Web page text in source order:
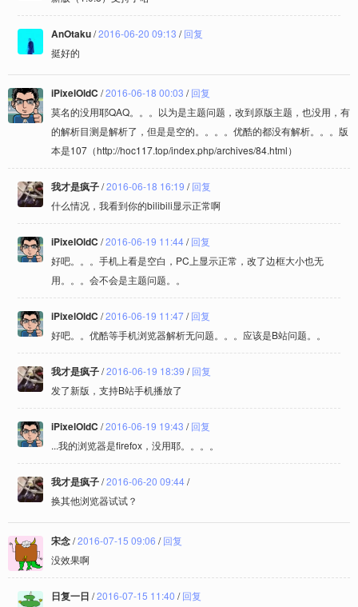
AnOtaku/2016-06-20 09:13 /回复
挺好的
iPixelOldC /2016-06-18 00:03 /回复
莫名的没用耶QAQ。。。以为是主题问题，改到原版主题，也没用，有
的解析目测是解析了，但是是空的。。。。优酷的都没有解析。。。版
本是107（http://hoc117.top/index.php/archives/84.html）
我才是疯子/2016-06-18 16:19 /回复
什么情况，我看到你的bilibili显示正常啊
iPixelOldC /2016-06-19 11:44/回复
好吧。。。手机上看是空白，PC上显示正常，改了边框大小也无
用。。。会不会是主题问题。。
iPixelOldC /2016-06-19 11:47/回复
好吧。。优酷等手机浏览器解析无问题。。。应该是B站问题。。
我才是疯子/2016-06-19 18:39 /回复
发了新版，支持B站手机播放了
iPixelOldC /2016-06-19 19:43 /回复
...我的浏览器是firefox，没用耶。。。。
我才是疯子/2016-06-20 09:44/
换其他浏览器试试？
宋念/2016-07-15 09:06 /回复
没效果啊
日复一日 /2016-07-15 11:40 /回复